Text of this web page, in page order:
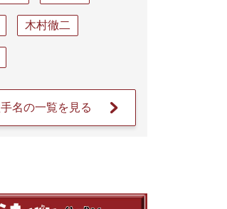
木村徹二
名の一覧を見る